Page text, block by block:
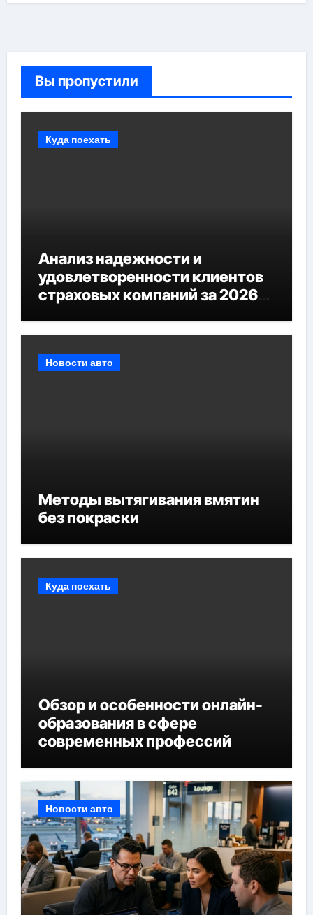
Вы пропустили
Куда поехать
Анализ надежности и
удовлетворенности клиентов
страховых компаний за 2026
Новости авто
Методы вытягивания вмятин
без покраски
Куда поехать
Обзор и особенности онлайн-
образования в сфере
современных профессий
Новости авто